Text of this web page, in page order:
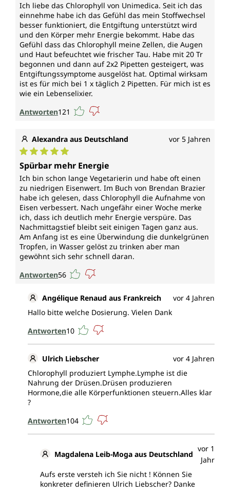
Ich liebe das Chlorophyll von Unimedica. Seit ich das
einnehme habe ich das Gefühl das mein Stoffwechsel
besser funktioniert, die Entgiftung unterstützt wird
und den Körper mehr Energie bekommt. Habe das
Gefühl dass das Chlorophyll meine Zellen, die Augen
und Haut befeuchtet wie frischer Tau. Habe mit 20 Tr
begonnen und dann auf 2x2 Pipetten gesteigert, was
Entgiftungssymptome ausgelöst hat. Optimal wirksam
ist es für mich bei 1 x täglich 2 Pipetten. Für mich ist es
wie ein Lebenselixier.
Antworten121
Alexandra aus Deutschland vor 5 Jahren
Durchschnittliche Bewertung von 5 von 5 Sternen
Spürbar mehr Energie
Ich bin schon lange Vegetarierin und habe oft einen
zu niedrigen Eisenwert. Im Buch von Brendan Brazier
habe ich gelesen, dass Chlorophyll die Aufnahme von
Eisen verbessert. Nach ungefähr einer Woche merke
ich, dass ich deutlich mehr Energie verspüre. Das
Nachmittagstief bleibt seit einigen Tagen ganz aus.
Am Anfang ist es eine Überwindung die dunkelgrünen
Tropfen, in Wasser gelöst zu trinken aber man
gewöhnt sich sehr schnell daran.
Antworten56
Angélique Renaud aus Frankreich
vor 4 Jahren
Hallo bitte welche Dosierung. Vielen Dank
Antworten10
Ulrich Liebscher
vor 4 Jahren
Chlorophyll produziert Lymphe.Lymphe ist die
Nahrung der Drüsen.Drüsen produzieren
Hormone,die alle Körperfunktionen steuern.Alles klar
?
Antworten104
Magdalena Leib-Moga aus Deutschland
vor 1
Jahr
Aufs erste versteh ich Sie nicht ! Können Sie
konkreter definieren Ulrich Liebscher? Danke